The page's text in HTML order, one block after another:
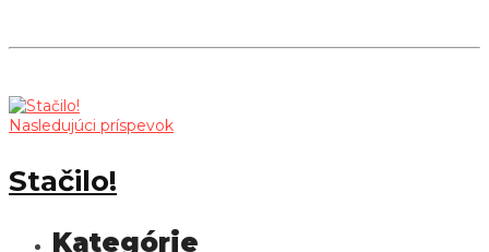
Nasledujúci príspevok
Stačilo!